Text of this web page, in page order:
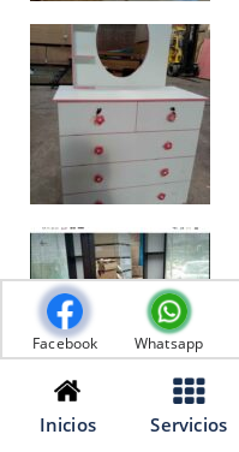
Facebook Whatsapp
Inicios Servicios